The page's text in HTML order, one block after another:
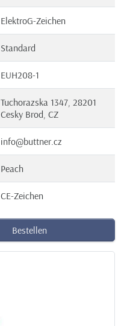
ElektroG-Zeichen
Standard
EUH208-1
Tuchorazska 1347, 28201
Cesky Brod, CZ
info@buttner.cz
Peach
CE-Zeichen
Bestellen